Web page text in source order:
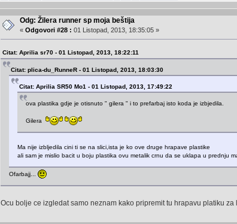
Odg: Žilera runner sp moja beštija
«Odgovori #28 : 01 Listopad, 2013, 18:35:05 »
Citat: Aprilia sr70 - 01 Listopad, 2013, 18:22:11
Citat: plica-du_RunneR - 01 Listopad, 2013, 18:03:30
Citat: Aprilia SR50 Mo1 - 01 Listopad, 2013, 17:49:22
ova plastika gdje je otisnuto " gilera " i to prefarbaj isto koda je izbjedila.
Gilera
Ma nije izbljedila cini ti se na slici,ista je ko ove druge hrapave plastike
ali sam je mislio bacit u boju plastika ovu metalik crnu da se uklapa u prednju
Ofarbajj...
Ocu bolje ce izgledat samo neznam kako pripremit tu hrapavu platiku za